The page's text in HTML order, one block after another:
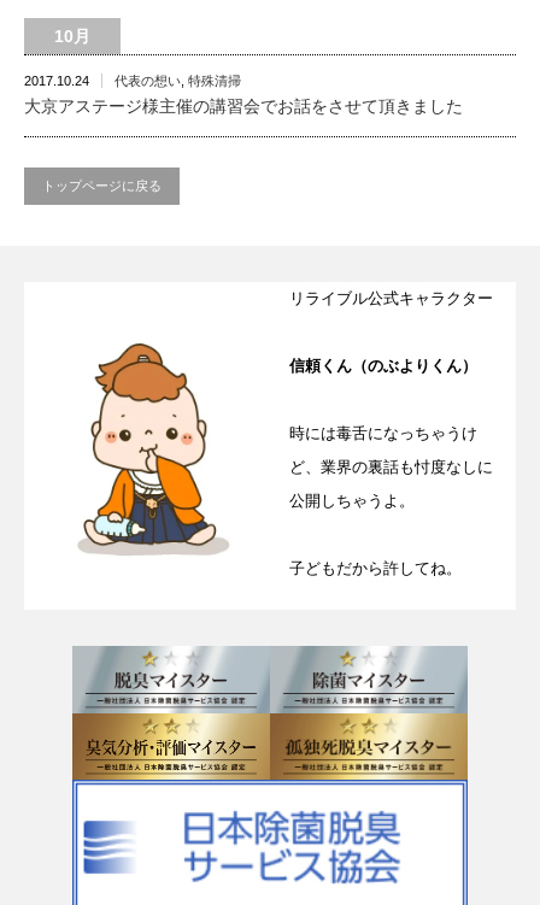
10月
2017.10.24 代表の想い 特殊清掃
大京アステージ様主催の講習会でお話をさせて頂きました
トップページに戻る
リライブル公式キャラクター
信頼くん（のぶよりくん）
時には毒舌になっちゃうけ
ど、業界の裏話も忖度なしに
公開しちゃうよ。
子どもだから許してね。